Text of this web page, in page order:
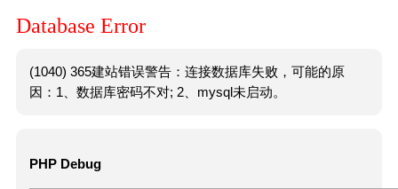
Database Error
(1040) 365建站错误警告：连接数据库失败，可能的原
因：1、数据库密码不对; 2、mysql未启动。
PHP Debug